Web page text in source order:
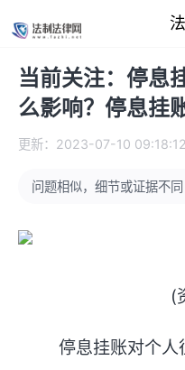
当前关注：停息
么影响？停息挂
更新：2023-07-10 09:18:12
问题相似，细节或证据不
(
停息挂账对个人